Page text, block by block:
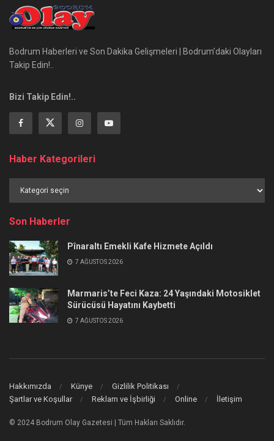
Bodrum Haberleri ve Son Dakika Gelişmeleri | Bodrum’daki Olayları
Takip Edin!..
Bizi Takip Edin!..
Haber Kategorileri
Kategorileri
Son Haberler
Pînaraltı Emekli Kafe Hizmete Açıldı
7 AĞUSTOS 2026
Marmaris’te Feci Kaza: 24 Yaşındaki Motosiklet
Sürücüsü Hayatını Kaybetti
7 AĞUSTOS 2026
Hakkımızda Künye
Gizlilik Politikası
Şartlar ve Koşullar
Reklam ve İşbirliği Online İletişim
© 2024 Bodrum Olay Gazetesi | Tüm Hakları Saklıdır.